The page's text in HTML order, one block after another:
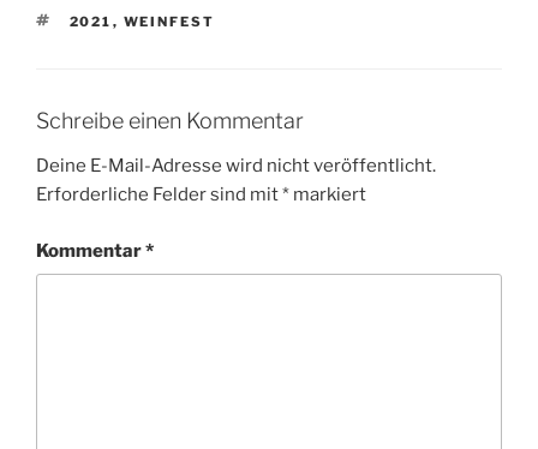
SCHLAGWÖRTER
2021 , WEINFEST
Schreibe einen Kommentar
Deine E-Mail-Adresse wird nicht veröffentlicht.
Erforderliche Felder sind mit* markiert
Kommentar*